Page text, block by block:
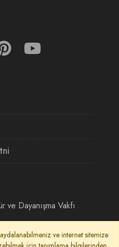
ve Dayanışma Vakfı
ve internet sitemize